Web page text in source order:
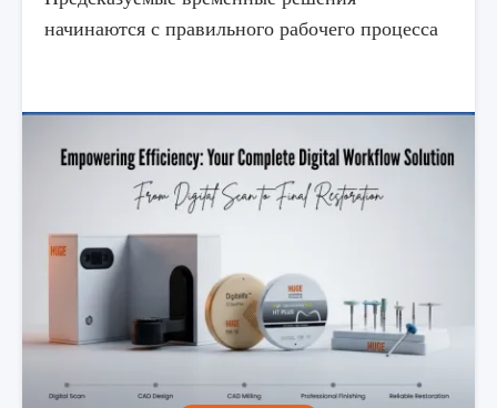
начинаются с правильного рабочего процесса